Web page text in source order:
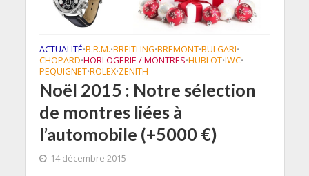
ACTUALITÉ•B.R.M.•BREITLING•BREMONT•BULGARI•
CHOPARD•HORLOGERIE / MONTRES•HUBLOT•IWC•
PEQUIGNET•ROLEX•ZENITH
Noël 2015 : Notre sélection
de montres liées à
l’automobile (+5000 €)
14 décembre 2015